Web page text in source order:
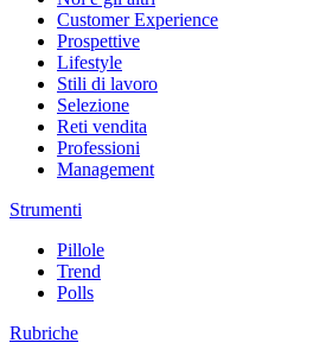
Customer Experience
Prospettive
Lifestyle
Stili di lavoro
Selezione
Reti vendita
Professioni
Management
Strumenti
Pillole
Trend
Polls
Rubriche